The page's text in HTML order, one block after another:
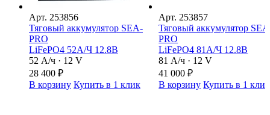
Арт. 253856
Тяговый аккумулятор SEA-
PRO
LiFePO4 52А/Ч 12.8В
52 А/ч · 12 V
28 400 ₽
В корзину Купить в 1 клик
Арт. 253857
Тяговый аккумулятор
PRO
LiFePO4 81А/Ч 12.8В
81 А/ч · 12 V
41 000₽
В корзину Купить в 1 клик